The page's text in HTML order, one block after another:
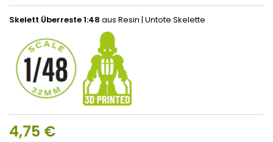
Skelett Überreste 1:48 aus Resin | Untote Skelette
4,75 €